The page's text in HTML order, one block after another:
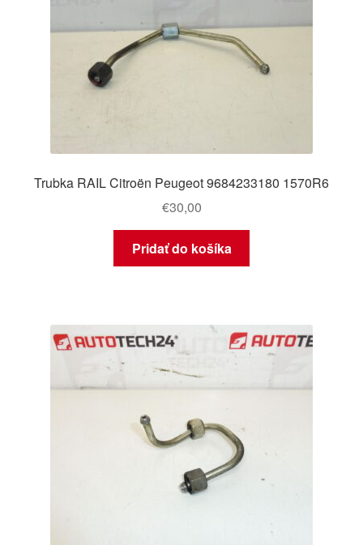
Trubka RAIL Citroën Peugeot 9684233180 1570R6
€30,00
Pridať do košíka